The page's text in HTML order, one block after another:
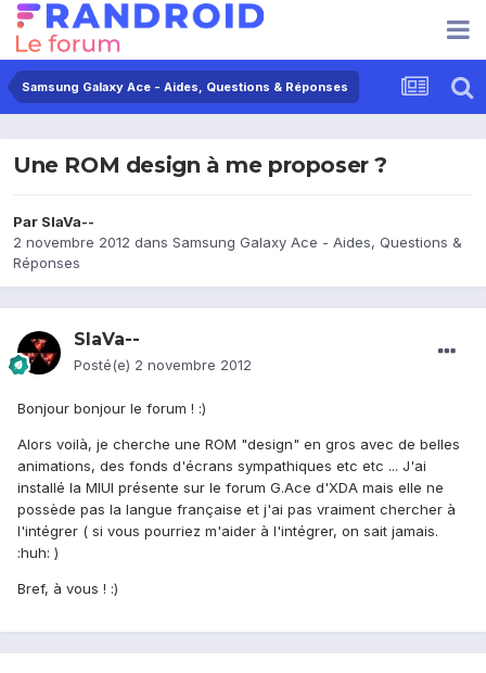
Samsung Galaxy Ace - Aides, Questions & Réponses
Une ROM design à me proposer ?
Par SlaVa--
2 novembre 2012 dans Samsung Galaxy Ace - Aides, Questions &
Réponses
SlaVa--
Posté(e) 2 novembre 2012
Bonjour bonjour le forum ! :)
Alors voilà, je cherche une ROM "design" en gros avec de belles
animations, des fonds d'écrans sympathiques etc etc ... J'ai
installé la MIUI présente sur le forum G.Ace d'XDA mais elle ne
possède pas la langue française et j'ai pas vraiment chercher à
l'intégrer ( si vous pourriez m'aider à l'intégrer, on sait jamais.
:huh: )
Bref, à vous ! :)